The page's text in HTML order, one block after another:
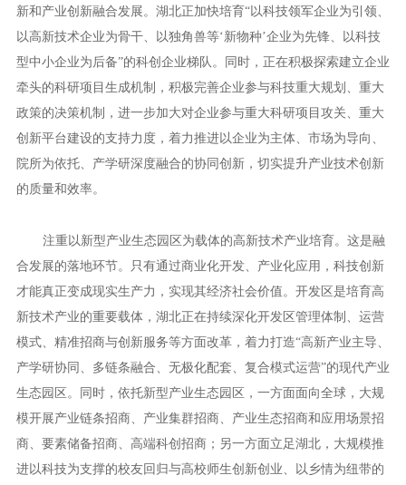
新和产业创新融合发展。湖北正加快培育“以科技领军企业为引领、
以高新技术企业为骨干、以独角兽等‘新物种’企业为先锋、以科技
型中小企业为后备”的科创企业梯队。同时，正在积极探索建立企业
牵头的科研项目生成机制，积极完善企业参与科技重大规划、重大
政策的决策机制，进一步加大对企业参与重大科研项目攻关、重大
创新平台建设的支持力度，着力推进以企业为主体、市场为导向、
院所为依托、产学研深度融合的协同创新，切实提升产业技术创新
的质量和效率。
注重以新型产业生态园区为载体的高新技术产业培育。这是融
合发展的落地环节。只有通过商业化开发、产业化应用，科技创新
才能真正变成现实生产力，实现其经济社会价值。开发区是培育高
新技术产业的重要载体，湖北正在持续深化开发区管理体制、运营
模式、精准招商与创新服务等方面改革，着力打造“高新产业主导、
产学研协同、多链条融合、无极化配套、复合模式运营”的现代产业
生态园区。同时，依托新型产业生态园区，一方面面向全球，大规
模开展产业链条招商、产业集群招商、产业生态招商和应用场景招
商、要素储备招商、高端科创招商；另一方面立足湖北，大规模推
进以科技为支撑的校友回归与高校师生创新创业、以乡情为纽带的